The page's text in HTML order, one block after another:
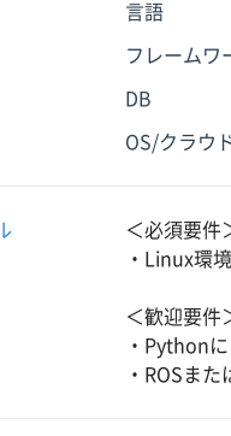
言語
フレームワ
DB
OS/クラウ
＜必須要件
・Linux環
＜歓迎要件
・Python
・ROSま